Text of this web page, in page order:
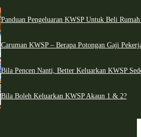
Panduan Pengeluaran KWSP Untuk Beli
Caruman KWSP – Berapa Potongan Gaji
Bila Pencen Nanti, Better Keluarkan KWSP
Bila Boleh Keluarkan KWSP Akaun 1 & 2?